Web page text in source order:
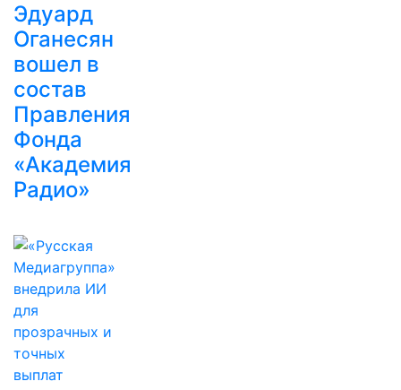
Эдуард
Оганесян
вошел в
состав
Правления
Фонда
«Академия
Радио»